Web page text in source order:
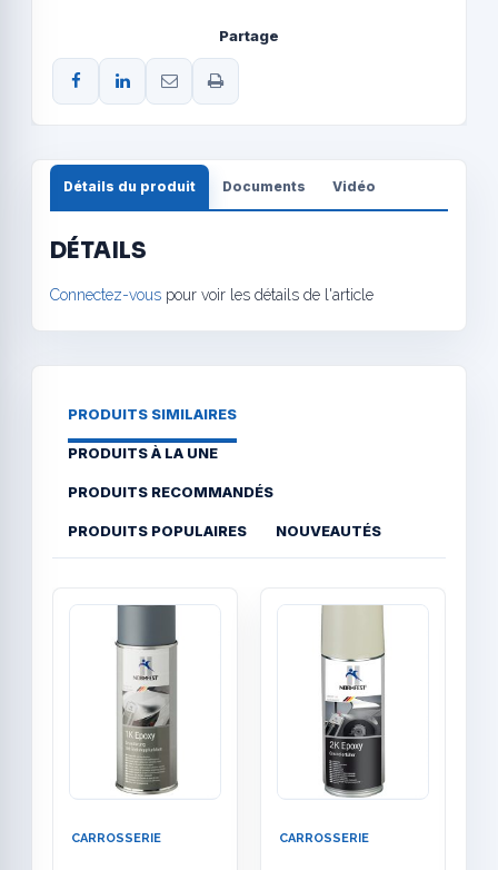
Partage
Détails du produit Documents Vidéo
DÉTAILS
Connectez-vous pour voir les détails de l'article
PRODUITS SIMILAIRES
PRODUITS À LA UNE
PRODUITS RECOMMANDÉS
PRODUITS POPULAIRES NOUVEAUTÉS
CARROSSERIE CARROSSERIE